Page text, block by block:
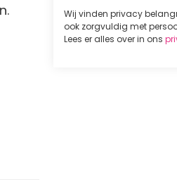
Wij vinden privacy
ook zorgvuldig met
Lees er alles over in ons